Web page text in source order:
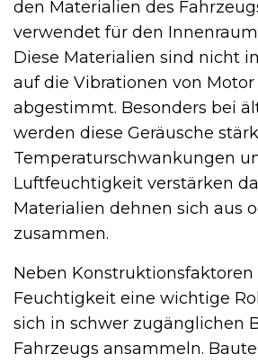
den Materialien des
verwendet für den
Diese Materialien sind nicht
auf die Vibrationen von
abgestimmt. Besonders bei
werden diese Geräusche
Temperaturschwankungen
Luftfeuchtigkeit verstärken
Materialien dehnen sich aus
zusammen.
Neben Konstruktionsfaktoren
Feuchtigkeit eine wichtige
sich in schwer zugänglichen
Fahrzeugs ansammeln.